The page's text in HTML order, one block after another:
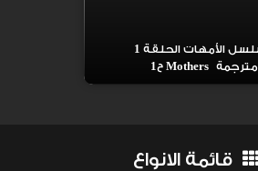
مسلسل الأمهات الحلقة 1
مترجمة Mothers ح1
قائمة الانواع